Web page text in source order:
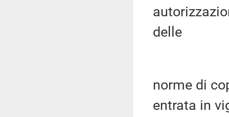
delle
norme di
entrata in